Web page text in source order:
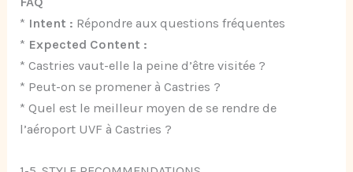
* Intent : Répondre aux questions fréquentes
* Expected Content :
* Castries vaut-elle la peine d’être visitée ?
* Peut-on se promener à Castries ?
* Quel est le meilleur moyen de se rendre de
l’aéroport UVF à Castries ?